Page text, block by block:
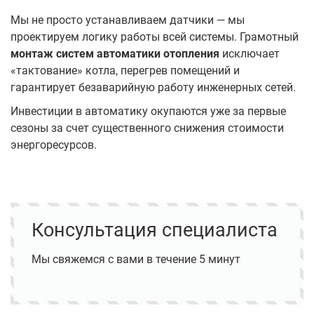
Мы не просто устанавливаем датчики — мы
проектируем логику работы всей системы. Грамотный
монтаж систем автоматики отопления исключает
«тактование» котла, перегрев помещений и
гарантирует безаварийную работу инженерных сетей.
Инвестиции в автоматику окупаются уже за первые
сезоны за счет существенного снижения стоимости
энергоресурсов.
Консультация специалиста
Мы свяжемся с вами в течение 5 минут